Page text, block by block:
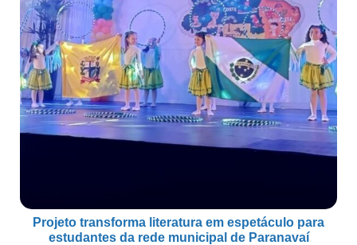
Projeto transforma literatura em espetáculo para
estudantes da rede municipal de Paranavaí